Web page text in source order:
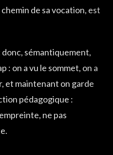
de sa vocation, est
sémantiquement,
: on a vu le sommet, on a
et maintenant on garde
pédagogique :
ne pas